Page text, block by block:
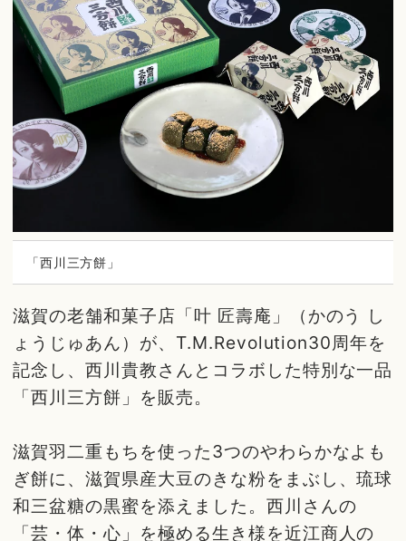
「西川三方餅」
滋賀の老舗和菓子店「叶 匠壽庵」（かのう し
ょうじゅあん）が、T.M.Revolution30周年を
記念し、西川貴教さんとコラボした特別な一品
「西川三方餅」を販売。
滋賀羽二重もちを使った3つのやわらかなよも
ぎ餅に、滋賀県産大豆のきな粉をまぶし、琉球
和三盆糖の黒蜜を添えました。西川さんの
「芸・体・心」を極める生き様を近江商人の